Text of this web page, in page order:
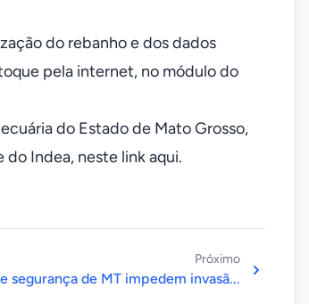
do rebanho e dos dados
pela internet, no módulo do
do Estado de Mato Grosso,
Indea, neste link aqui.
Próximo
segurança de MT impedem invasã...